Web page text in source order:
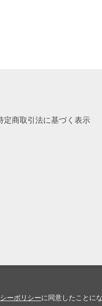
定商取引法に基づく表示
ーポリシーに同意したことに